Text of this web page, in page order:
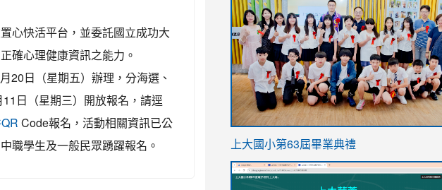
心快活平台，並委託國立成功大
確心理健康資訊之能力。
20日（星期五）辦理，分海選、
日（星期三）開放報名，請逕
Code報名，活動相關資訊已公
職學生及一般民眾踴躍報名。
link
https://sites.google.com/stes.tyc.edu.tw/
上大國小第63屆畢業典禮
link